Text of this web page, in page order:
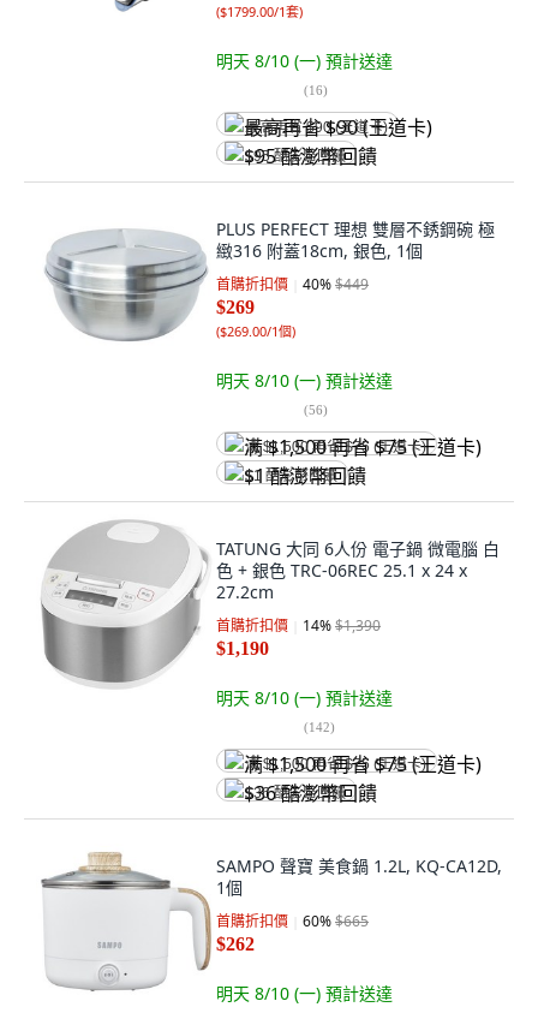
($1799.00/1套)
明天 8/10 (一) 預計送達
(16)
最高再省 $90 (王道卡)
$95 酷澎幣回饋
PLUS PERFECT 理想 雙層不銹鋼碗 極
緻316 附蓋18cm, 銀色, 1個
首購折扣價 40%$449
$269
($269.00/1個)
明天 8/10 (一) 預計送達
(56)
满 $1,500 再省 $75 (王道卡)
$1 酷澎幣回饋
TATUNG 大同 6人份 電子鍋 微電腦 白
色 + 銀色 TRC-06REC 25.1 x 24 x
27.2cm
首購折扣價 14%$1,390
$1,190
明天 8/10 (一) 預計送達
(142)
满 $1,500 再省 $75 (王道卡)
$36 酷澎幣回饋
SAMPO 聲寶 美食鍋 1.2L, KQ-CA12D,
1個
首購折扣價 60%$665
$262
明天 8/10 (一) 預計送達